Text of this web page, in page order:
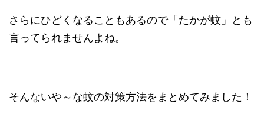
さらにひどくなることもあるので「たかが蚊」とも
言ってられませんよね。
そんないや～な蚊の対策方法をまとめてみました！